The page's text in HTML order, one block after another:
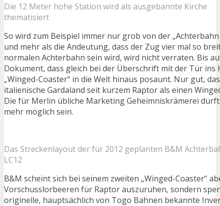
Die 12 Meter hohe Station wird als ausgebannte Kirche
thematisiert
So wird zum Beispiel immer nur grob von der
und mehr als die Andeutung, dass der Zug vier mal so
normalen Achterbahn sein wird, wird nicht verraten. Bis
Dokument, dass gleich bei der Überschrift mit der Tür ins
„Winged-Coaster“ in die Welt hinaus posaunt. Nur gut,
italienische Gardaland seit kurzem Raptor als einen
Die für Merlin übliche Marketing Geheimniskrämerei
mehr möglich sein.
Das Streckenlayout der für 2012 geplanten B&M
LC12
B&M scheint sich bei seinem zweiten „Winged-Coaster“
Vorschusslorbeeren für Raptor auszuruhen, sondern
originelle, hauptsächlich von Togo Bahnen bekannte